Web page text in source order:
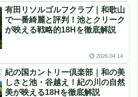
有田リソルゴルフクラブ｜和歌山
で一番綺麗と評判！池とクリーク
が映える戦略的18Hを徹底解説
2026.04.14
紀の国カントリー倶楽部｜和の美
しさと池・谷越え！紀の川の自然
美が映える18Hを徹底解説